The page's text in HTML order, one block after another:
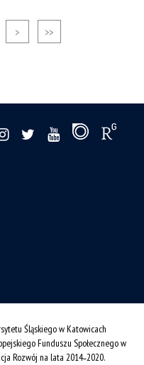
> >>
Śląskiego w Katowicach
Funduszu Społecznego w
Rozwój na lata 2014˗2020.